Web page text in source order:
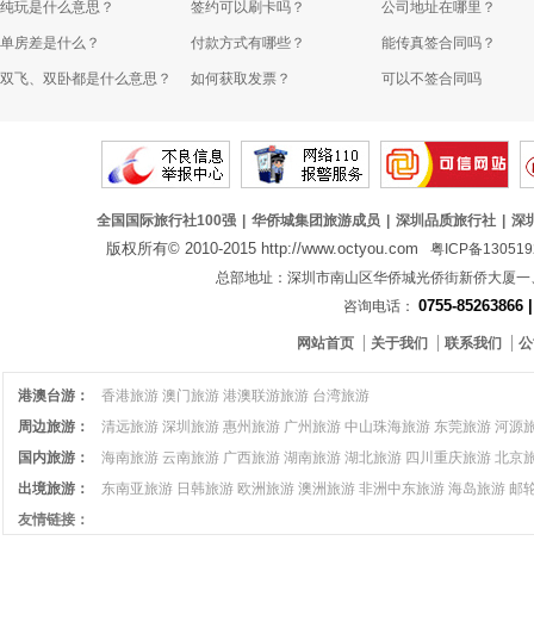
纯玩是什么意思？
单房差是什么？
双飞、双卧都是什么意思？
签约可以刷卡吗？
付款方式有哪些？
如何获取发票？
公司地址在哪里？
能传真签合同吗？
可以不签合同吗
全国国际旅行社100强 华侨城集团旅游成员 深圳品质旅行社 深
版权所有© 2010-2015 http://www.octyou.com
粤ICP备
总部地址：深圳市南山区华侨城光侨街新侨大厦
咨询电话： 0755-85263866
网站首页 关于我们 联系我们
港澳台游： 香港旅游 澳门旅游 港澳联游旅游 台湾旅游
周边旅游：
清远旅游 深圳旅游 惠州旅游 广州旅游 中山珠海旅游 东莞旅游 河源
国内旅游：
海南旅游 云南旅游 广西旅游 湖南旅游 湖北旅游 四川重庆旅游 北京
出境旅游：
东南亚旅游 日韩旅游 欧洲旅游 澳洲旅游 非洲中东旅游 海岛旅游 邮
友情链接：